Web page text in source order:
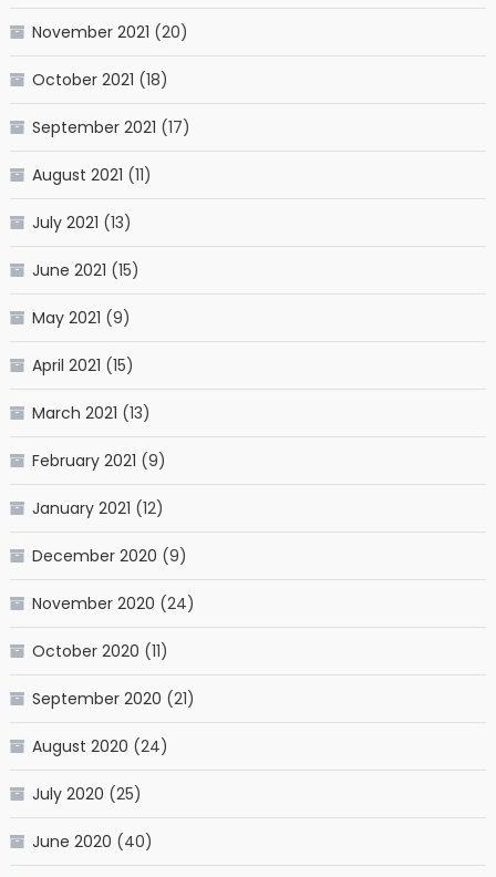
November 2021 (20)
October 2021 (18)
September 2021 (17)
August 2021 (11)
July 2021 (13)
June 2021 (15)
May 2021 (9)
April 2021 (15)
March 2021 (13)
February 2021 (9)
January 2021 (12)
December 2020 (9)
November 2020 (24)
October 2020 (11)
September 2020 (21)
August 2020 (24)
July 2020 (25)
June 2020 (40)